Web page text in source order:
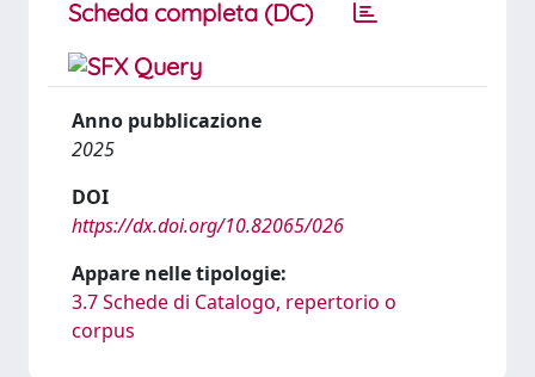
Scheda completa (DC)
Anno pubblicazione
2025
DOI
https://dx.doi.org/10.82065/026
Appare nelle tipologie:
3.7 Schede di Catalogo, repertorio o
corpus